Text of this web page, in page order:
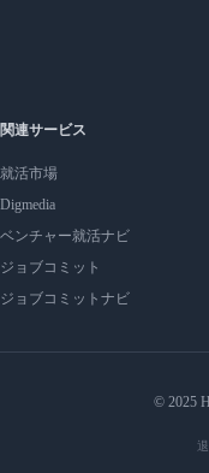
関連サービス
就活市場
Digmedia
ベンチャー就活ナビ
ジョブコミット
ジョブコミットナビ
© 2025